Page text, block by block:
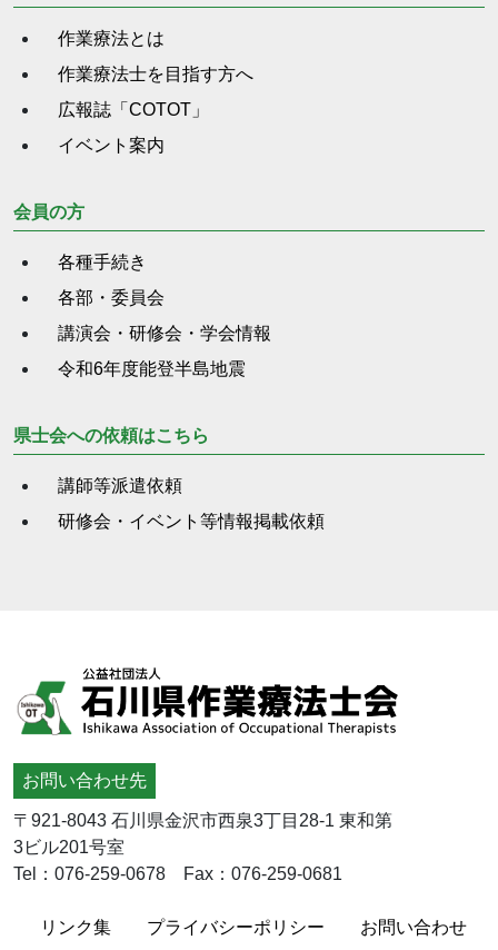
作業療法とは
作業療法士を目指す方へ
広報誌「COTOT」
イベント案内
会員の方
各種手続き
各部・委員会
講演会・研修会・学会情報
令和6年度能登半島地震
県士会への依頼はこちら
講師等派遣依頼
研修会・イベント等情報掲載依頼
お問い合わせ先
〒921-8043 石川県金沢市西泉3丁目28-1 東和第
3ビル201号室
Tel：076-259-0678 Fax：076-259-0681
リンク集 プライバシーポリシー お問い合わせ